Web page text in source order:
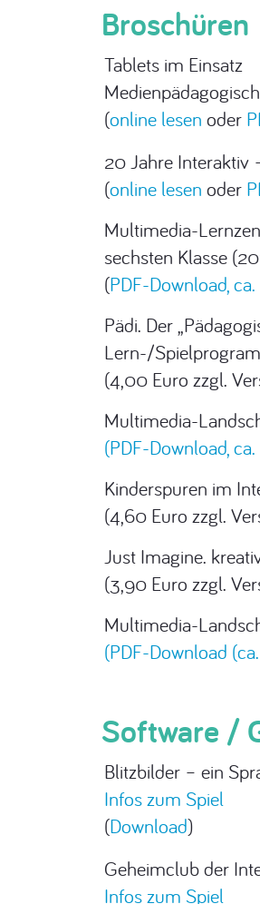
Broschüren
Tablets im Einsatz
(online lesen oder
20 Jahre Interaktiv
(online lesen oder
Multimedia-
sechsten Klasse
(PDF-Download,
Pädi. Der
Lern-/
(4,00 Euro zzgl.
Multimedia-
(PDF-Download,
Kinderspuren im
(4,60 Euro zzgl.
Just Imagine.
(3,90 Euro zzgl.
Multimedia-
(PDF-Download
Software /
Blitzbilder – ein
Infos zum Spiel
(Download)
Geheimclub der
Infos zum Spiel